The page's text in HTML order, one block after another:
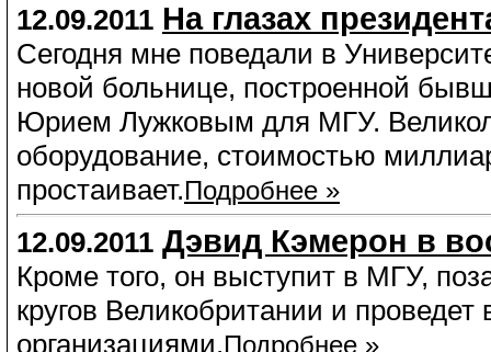
12.09.2011 На глазах
Сегодня мне поведали в
новой больнице, построенной
Юрием Лужковым для МГУ.
оборудование, стоимостью
простаивает.Подробнее »
12.09.2011 Дэвид Кэмерон в
Кроме того, он выступит в МГУ,
кругов Великобритании и
организациями.Подробнее »